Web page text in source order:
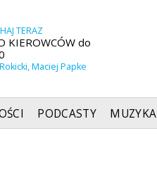
TERAZ
KIEROWCÓW do
Maciej Papke
PODCASTY MUZYKA